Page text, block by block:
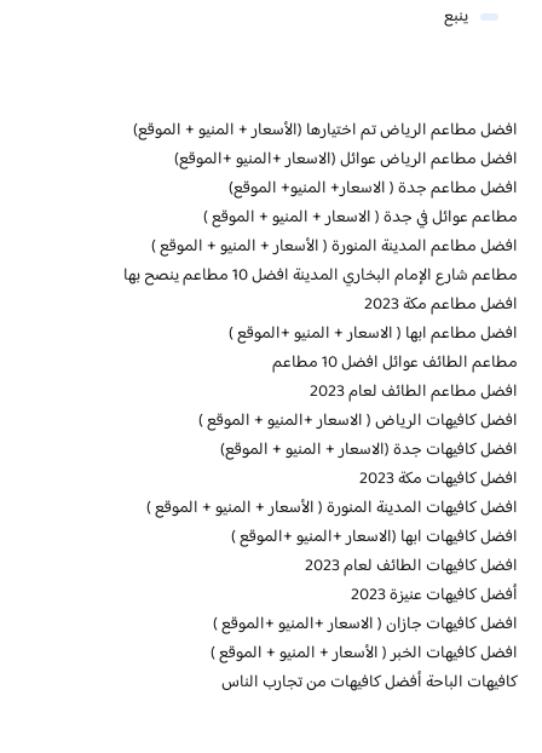
ينبع
افضل مطاعم الرياض تم اختيارها (الأسعار + المنيو + الموقع)
افضل مطاعم الرياض عوائل (الاسعار +المنيو +الموقع)
افضل مطاعم جدة ( الاسعار+ المنيو+ الموقع)
مطاعم عوائل في جدة ( الاسعار + المنيو + الموقع )
افضل مطاعم المدينة المنورة ( الأسعار + المنيو + الموقع )
مطاعم شارع الإمام البخاري المدينة افضل 10 مطاعم ينصح بها
افضل مطاعم مكة 2023
افضل مطاعم ابها ( الاسعار + المنيو +الموقع )
مطاعم الطائف عوائل افضل 10 مطاعم
افضل مطاعم الطائف لعام 2023
افضل كافيهات الرياض ( الاسعار +المنيو + الموقع )
افضل كافيهات جدة (الاسعار + المنيو + الموقع)
افضل كافيهات مكة 2023
افضل كافيهات المدينة المنورة ( الأسعار + المنيو + الموقع )
افضل كافيهات ابها (الاسعار +المنيو +الموقع )
افضل كافيهات الطائف لعام 2023
أفضل كافيهات عنيزة 2023
افضل كافيهات جازان ( الاسعار +المنيو +الموقع )
افضل كافيهات الخبر ( الأسعار + المنيو + الموقع )
كافيهات الباحة أفضل كافيهات من تجارب الناس